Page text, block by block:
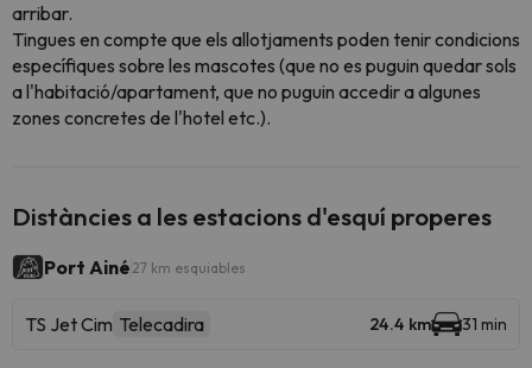
arribar.
Tingues en compte que els allotjaments poden tenir condicions
específiques sobre les mascotes (que no es puguin quedar sols
a l'habitació/apartament, que no puguin accedir a algunes
zones concretes de l'hotel etc.).
Distàncies a les estacions d'esquí properes
Port Ainé 27 km esquiables
TS Jet Cim Telecadira 24.4 km 31 min